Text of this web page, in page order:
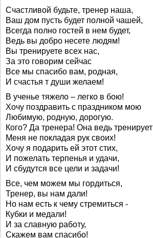
Счастливой будьте, тренер наша,
Ваш дом пусть будет полной чашей,
Всегда полно гостей в нем будет,
Ведь вы добро несете людям!
Вы тренируете всех нас,
За это говорим сейчас
Все мы спасибо вам, родная,
И счастья т души желаем!
В ученье тяжело – легко в бою!
Хочу поздравить с праздником мою
Любимую, родную, дорогую.
Кого? Да тренера! Она ведь тренирует
Меня не покладая рук своих!
Хочу я подарить ей этот стих,
И пожелать терпенья и удачи,
И сбудутся все цели и задачи!
Все, чем можем мы гордиться,
Тренер, вы нам дали!
Но нам есть к чему стремиться -
Кубки и медали!
И за славную работу,
Скажем вам спасибо!